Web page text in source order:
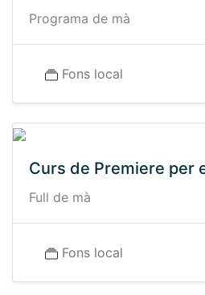
Programa de mà
Fons local
Curs de Premiere per
Full de mà
Fons local